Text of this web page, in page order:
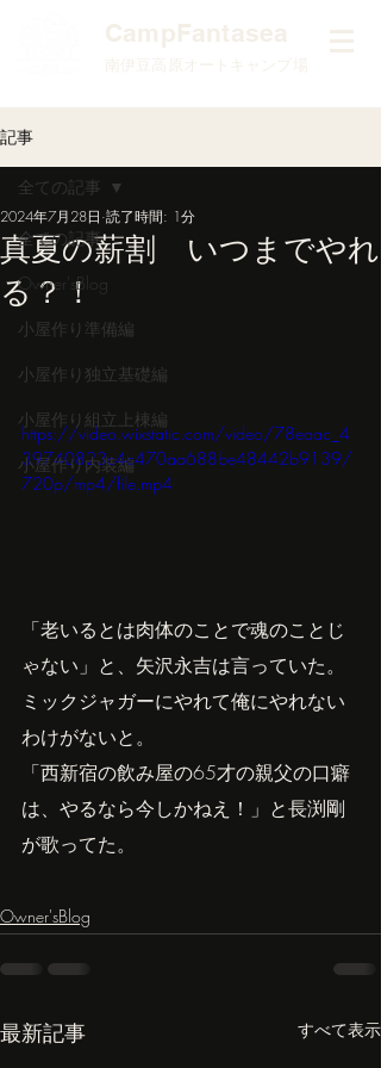
​CampFantasea
南伊豆高原オートキャンプ場
記事
全ての記事
Owner'sBlog
小屋作り準備編
小屋作り独立基礎編
小屋作り組立上棟編
小屋作り内装編
全ての記事
真夏の薪割 いつまでやれ
る？！
2024年7月28日 読了時間: 1分
https://video.wixstatic.com/video/78eaac_4
39740823c4c470aa688be48442b9139/
720p/mp4/file.mp4
「老いるとは肉体のことで魂のことじ
ゃない」と、矢沢永吉は言っていた。
ミックジャガーにやれて俺にやれない
わけがないと。
「西新宿の飲み屋の65才の親父の口癖
は、やるなら今しかねえ！」と長渕剛
が歌ってた。
Owner'sBlog
最新記事 すべて表示